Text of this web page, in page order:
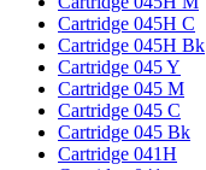
Cartridge 045H C
Cartridge 045H Bk
Cartridge 045 Y
Cartridge 045 M
Cartridge 045 C
Cartridge 045 Bk
Cartridge 041H